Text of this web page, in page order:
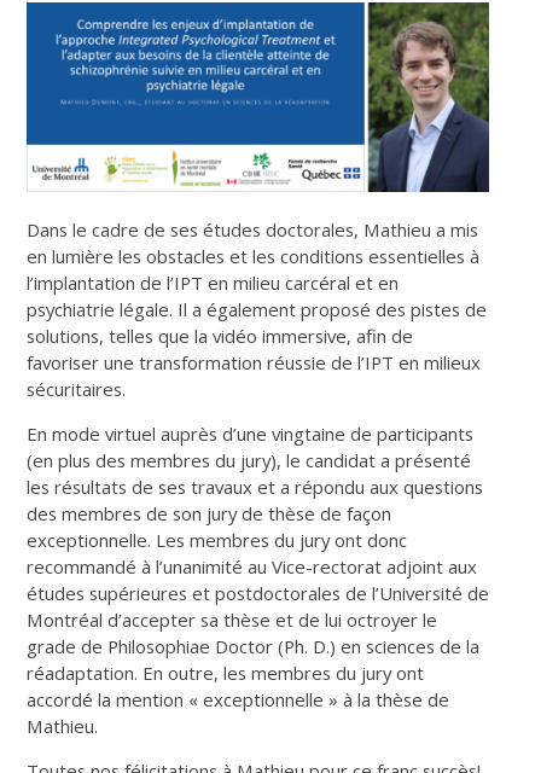
Dans le cadre de ses études doctorales, Mathieu a mis
en lumière les obstacles et les conditions essentielles à
l’implantation de l’IPT en milieu carcéral et en
psychiatrie légale. Il a également proposé des pistes de
solutions, telles que la vidéo immersive, afin de
favoriser une transformation réussie de l’IPT en milieux
sécuritaires.
En mode virtuel auprès d’une vingtaine de participants
(en plus des membres du jury), le candidat a présenté
les résultats de ses travaux et a répondu aux questions
des membres de son jury de thèse de façon
exceptionnelle. Les membres du jury ont donc
recommandé à l’unanimité au Vice-rectorat adjoint aux
études supérieures et postdoctorales de l’Université de
Montréal d’accepter sa thèse et de lui octroyer le
grade de Philosophiae Doctor (Ph. D.) en sciences de la
réadaptation. En outre, les membres du jury ont
accordé la mention « exceptionnelle » à la thèse de
Mathieu.